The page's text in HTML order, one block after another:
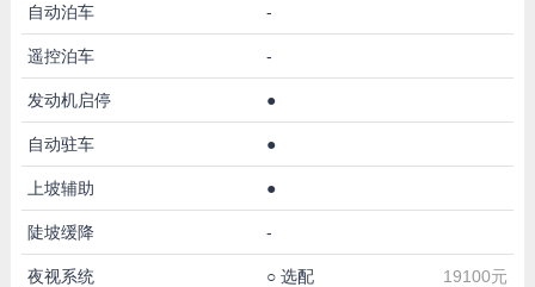
自动泊车 -
遥控泊车 -
发动机启停 ●
自动驻车 ●
上坡辅助 ●
陡坡缓降 -
夜视系统 ○ 选配 19100元